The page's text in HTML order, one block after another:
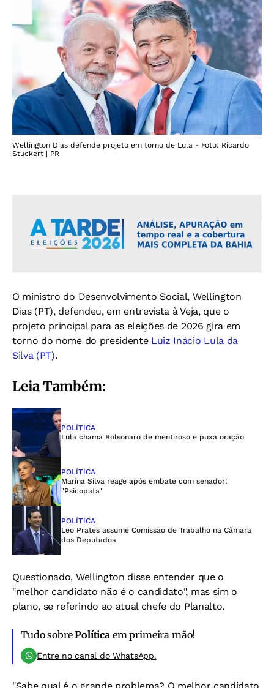
Wellington Dias defende projeto em torno de Lula - Foto: Ricardo
Stuckert | PR
O ministro do Desenvolvimento Social, Wellington
Dias (PT), defendeu, em entrevista à Veja, que o
projeto principal para as eleições de 2026 gira em
torno do nome do presidente Luiz Inácio Lula da
Silva (PT).
Leia Também:
POLÍTICA
Lula chama Bolsonaro de mentiroso e puxa oração
POLÍTICA
Marina Silva reage após embate com senador:
"Psicopata"
POLÍTICA
Leo Prates assume Comissão de Trabalho na Câmara
dos Deputados
Questionado, Wellington disse entender que o
"melhor candidato não é o candidato", mas sim o
plano, se referindo ao atual chefe do Planalto.
Tudo sobrePolíticaem primeira mão!
Entre no canal do WhatsApp.